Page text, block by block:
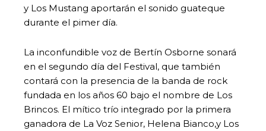
y Los Mustang aportarán el sonido guateque
durante el pimer día.
La inconfundible voz de Bertín Osborne sonará
en el segundo día del Festival, que también
contará con la presencia de la banda de rock
fundada en los años 60 bajo el nombre de Los
Brincos. El mítico trío integrado por la primera
ganadora de La Voz Senior, Helena Bianco,y Los